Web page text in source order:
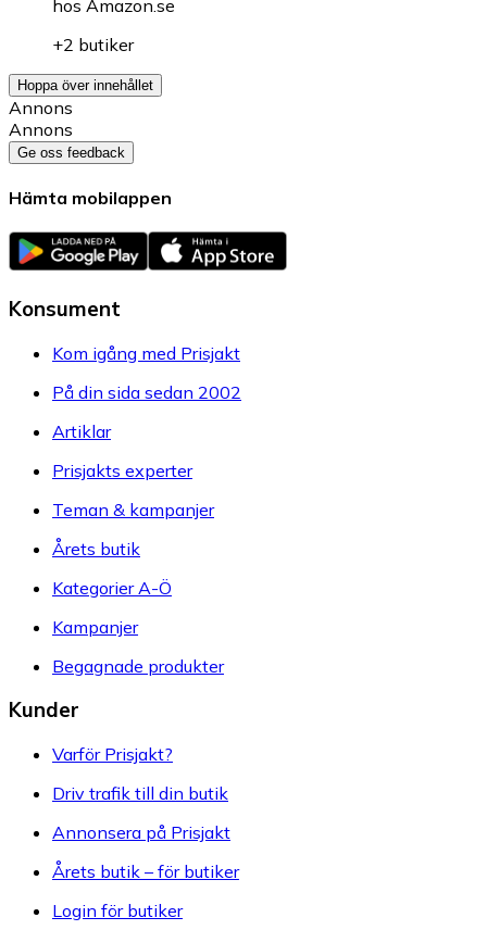
hos Amazon.se
+2 butiker
Hoppa över innehållet
Annons
Annons
Ge oss feedback
Hämta mobilappen
Konsument
Kom igång med Prisjakt
På din sida sedan 2002
Artiklar
Prisjakts experter
Teman & kampanjer
Årets butik
Kategorier A-Ö
Kampanjer
Begagnade produkter
Kunder
Varför Prisjakt?
Driv trafik till din butik
Annonsera på Prisjakt
Årets butik – för butiker
Login för butiker